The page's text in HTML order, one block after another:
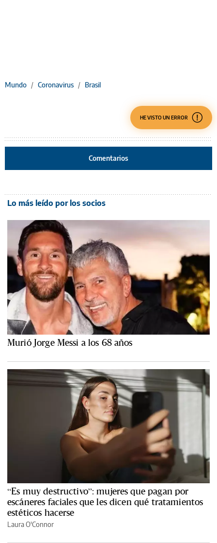
Mundo / Coronavirus / Brasil
HE VISTO UN ERROR
Comentarios
Lo más leído por los socios
Murió Jorge Messi a los 68 años
“Es muy destructivo”: mujeres que pagan por
escáneres faciales que les dicen qué tratamientos
estéticos hacerse
Laura O'Connor